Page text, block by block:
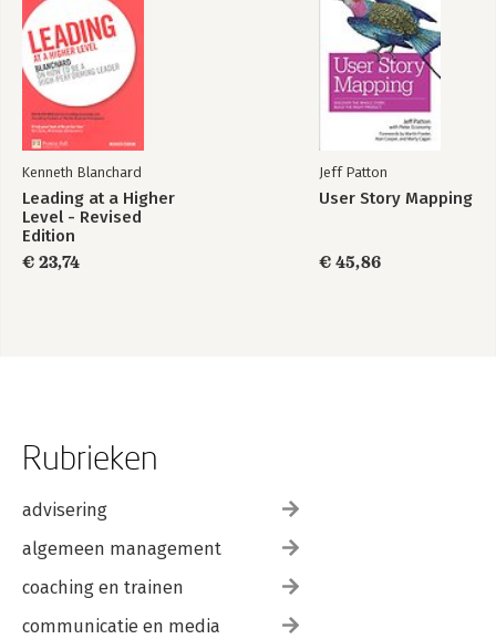
Kenneth Blanchard
Leading at a Higher
Level - Revised
Edition
€ 23,74
Jeff Patton
User Story Mapping
€ 45,86
Rubrieken
advisering
algemeen management
coaching en trainen
communicatie en media